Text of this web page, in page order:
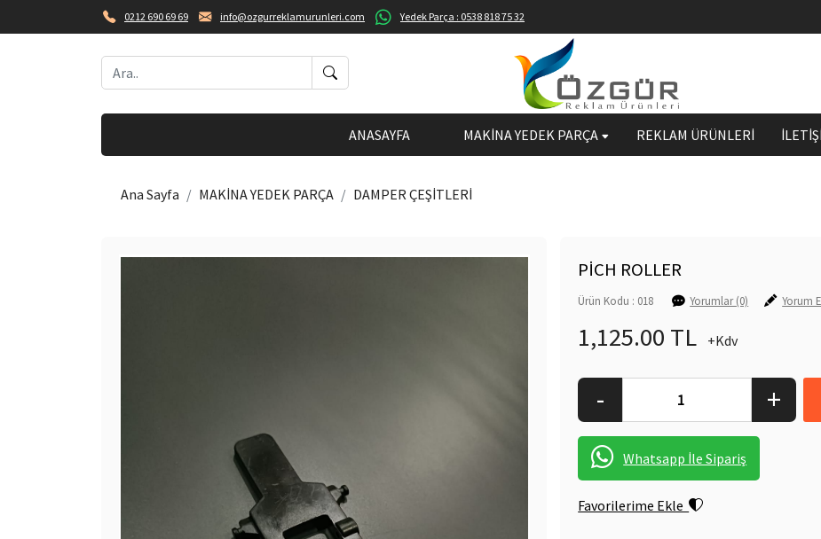
0212 690 69 69 info@ozgurreklamurunleri.com Yedek Parça : 0538 818 75 32
ANASAYFA MAKİNA YEDEK PARÇA REKLAM ÜRÜNLERİ
Ana Sayfa MAKİNA YEDEK PARÇA DAMPER ÇEŞİTLERİ
PİCH ROLLER
Ürün Kodu : 018 Yorumlar (0) Yorum
1,125.00 TL +Kdv
- +
Whatsapp İle Sipariş
Favorilerime Ekle